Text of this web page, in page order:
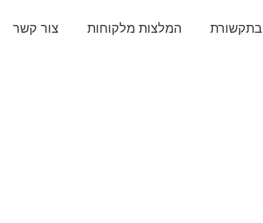
בתקשורת המלצות מלקוחות צור קשר